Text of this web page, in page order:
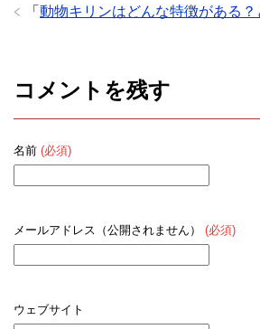
「 動物キリンはどんな特徴がある？
コメントを残す
名前 (必須)
メールアドレス（公開されません） (必須)
ウェブサイト